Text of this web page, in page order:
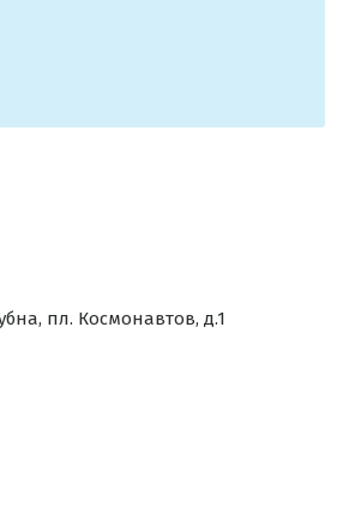
пл. Космонавтов, д.1